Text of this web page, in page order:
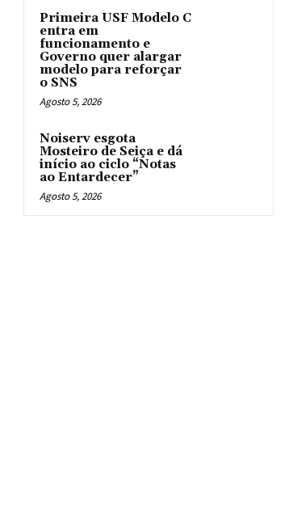
Primeira USF Modelo C
entra em
funcionamento e
Governo quer alargar
modelo para reforçar
o SNS
Agosto 5, 2026
Noiserv esgota
Mosteiro de Seiça e dá
início ao ciclo “Notas
ao Entardecer”
Agosto 5, 2026